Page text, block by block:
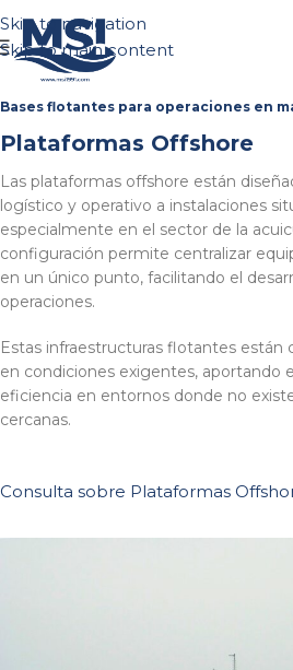
Skip to navigation
Skip to main content
Bases flotantes para operaciones en
Plataformas Offshore
Las plataformas offshore están
logístico y operativo a instalaciones
especialmente en el sector de la
configuración permite centralizar
en un único punto, facilitando el
operaciones.
Estas infraestructuras flotantes están
en condiciones exigentes, aportando
eficiencia en entornos donde no
cercanas.
Consulta sobre Plataformas